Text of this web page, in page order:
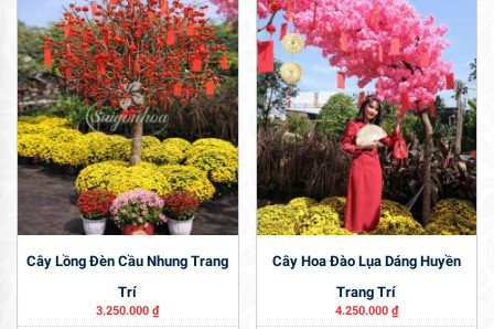
Cây Lồng Đèn Cầu Nhung Trang
Trí
3.250.000₫
Cây Hoa Đào Lụa Dáng Huyền
Trang Trí
4.250.000 ₫